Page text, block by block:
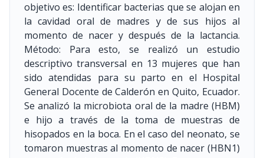
objetivo es: Identificar bacterias que se alojan en
la cavidad oral de madres y de sus hijos al
momento de nacer y después de la lactancia.
Método: Para esto, se realizó un estudio
descriptivo transversal en 13 mujeres que han
sido atendidas para su parto en el Hospital
General Docente de Calderón en Quito, Ecuador.
Se analizó la microbiota oral de la madre (HBM)
e hijo a través de la toma de muestras de
hisopados en la boca. En el caso del neonato, se
tomaron muestras al momento de nacer (HBN1)